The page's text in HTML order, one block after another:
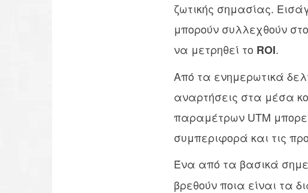
ζωτικής σημασίας.
μπορούν συλλεχθούν
να μετρηθεί το ROI.
Από τα ενημερωτικά
αναρτήσεις στα μέσα
παραμέτρων UTM
συμπεριφορά και τις
Ένα από τα βασικά
βρεθούν ποια είναι τα